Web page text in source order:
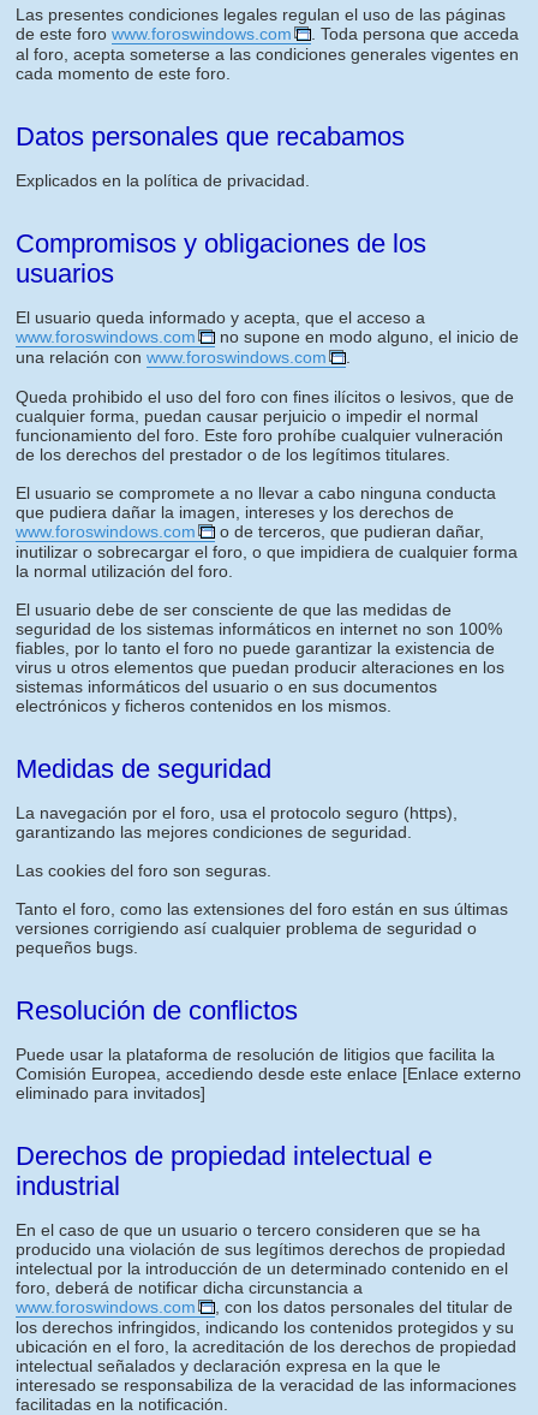
Las presentes condiciones legales regulan el uso de las páginas
de este foro www.foroswindows.com
. Toda persona que acceda
al foro, acepta someterse a las condiciones generales vigentes en
cada momento de este foro.
Datos personales que recabamos
Explicados en la política de privacidad.
Compromisos y obligaciones de los
usuarios
El usuario queda informado y acepta, que el acceso a
www.foroswindows.com
no supone en modo alguno, el inicio de
una relación con www.foroswindows.com
Queda prohibido el uso del foro con fines ilícitos o lesivos, que de
cualquier forma, puedan causar perjuicio o impedir el normal
funcionamiento del foro. Este foro prohíbe cualquier vulneración
de los derechos del prestador o de los legítimos titulares.
El usuario se compromete a no llevar a cabo ninguna conducta
que pudiera dañar la imagen, intereses y los derechos de
www.foroswindows.com
o de terceros, que pudieran dañar,
inutilizar o sobrecargar el foro, o que impidiera de cualquier forma
la normal utilización del foro.
El usuario debe de ser consciente de que las medidas de
seguridad de los sistemas informáticos en internet no son 100%
fiables, por lo tanto el foro no puede garantizar la existencia de
virus u otros elementos que puedan producir alteraciones en los
sistemas informáticos del usuario o en sus documentos
electrónicos y ficheros contenidos en los mismos.
Medidas de seguridad
La navegación por el foro, usa el protocolo seguro (https),
garantizando las mejores condiciones de seguridad.
Las cookies del foro son seguras.
Tanto el foro, como las extensiones del foro están en sus últimas
versiones corrigiendo así cualquier problema de seguridad o
pequeños bugs.
Resolución de conflictos
Puede usar la plataforma de resolución de litigios que facilita la
Comisión Europea, accediendo desde este enlace [Enlace externo
eliminado para invitados]
Derechos de propiedad intelectual e
industrial
En el caso de que un usuario o tercero consideren que se ha
producido una violación de sus legítimos derechos de propiedad
intelectual por la introducción de un determinado contenido en el
foro, deberá de notificar dicha circunstancia a
www.foroswindows.com
, con los datos personales del titular de
los derechos infringidos, indicando los contenidos protegidos y su
ubicación en el foro, la acreditación de los derechos de propiedad
intelectual señalados y declaración expresa en la que le
interesado se responsabiliza de la veracidad de las informaciones
facilitadas en la notificación.